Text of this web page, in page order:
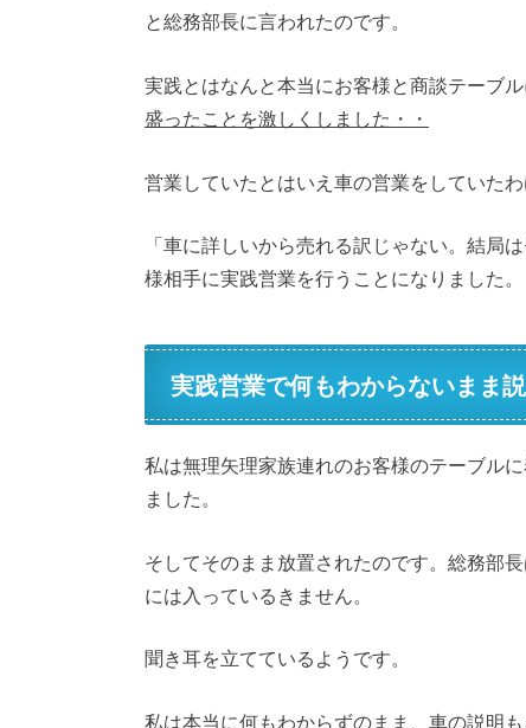
と総務部長に言われたのです。
実践とはなんと本当にお客様と商談テーブ
盛ったことを激しくしました・・
営業していたとはいえ車の営業をしていた
「車に詳しいから売れる訳じゃない。結局
様相手に実践営業を行うことになりました。
実践営業で何もわからないまま説
私は無理矢理家族連れのお客様のテーブル
ました。
そしてそのまま放置されたのです。総務部
には入っているきません。
聞き耳を立てているようです。
私は本当に何もわからずのまま、車の説明